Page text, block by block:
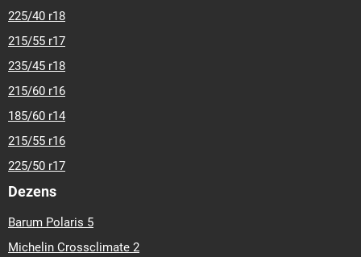
225/40 r18
215/55 r17
235/45 r18
215/60 r16
185/60 r14
215/55 r16
225/50 r17
Dezens
Barum Polaris 5
Michelin Crossclimate 2